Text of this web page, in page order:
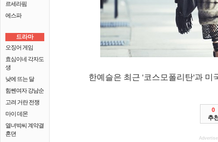
르세라핌
에스파
드라마
오징어 게임
효심이네 각자도
생
낮에 뜨는 달
힘쎈여자 강남순
고려 거란 전쟁
마이 데몬
열녀박씨 계약결
혼뎐
한예슬은 최근 '코스모폴리탄'과 미
0
추